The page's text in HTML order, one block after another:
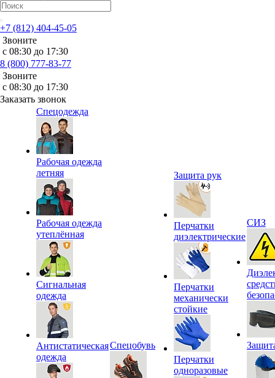
+7 (812) 404-45-05
Звоните
с 08:30 до 17:30
8 (800) 777-83-77
Звоните
с 08:30 до 17:30
Заказать звонок
Спецодежда
Рабочая одежда
летняя
Рабочая одежда
утеплённая
Сигнальная
одежда
Антистатическая
одежда
Спецобувь
Защита рук
Перчатки
диэлектрические
Перчатки
механически
стойкие
Перчатки
одноразовые
СИЗ